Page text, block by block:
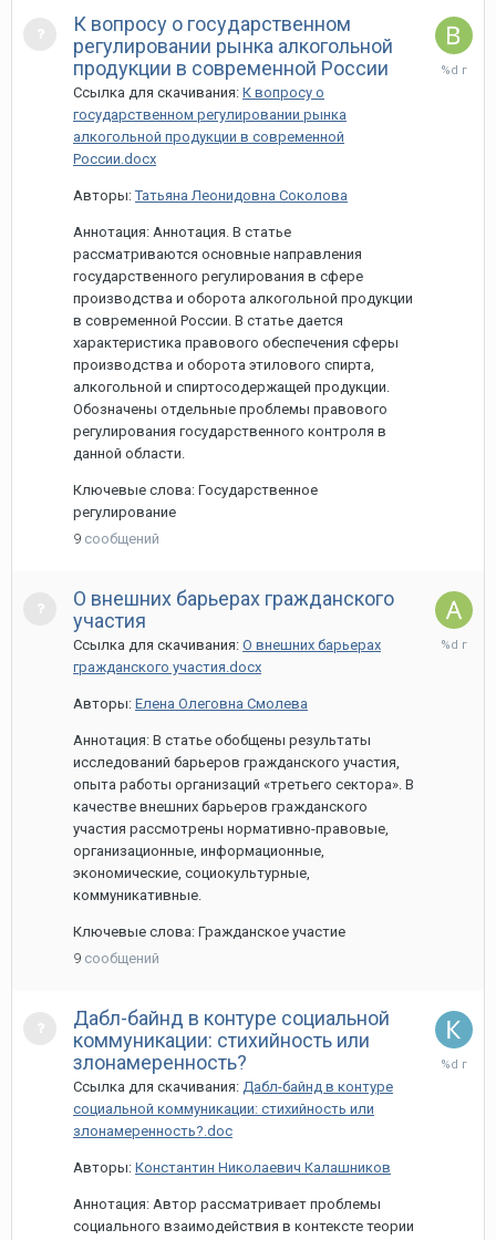
К вопросу о государственном
регулировании рынка алкогольной
продукции в современной России
Ссылка для скачивания: К вопросу о
государственном регулировании рынка
алкогольной продукции в современной
России.docx
Авторы:Татьяна Леонидовна Соколова
Аннотация: Аннотация. В статье
рассматриваются основные направления
государственного регулирования в сфере
производства и оборота алкогольной продукции
в современной России. В статье дается
характеристика правового обеспечения сферы
производства и оборота этилового спирта,
алкогольной и спиртосодержащей продукции.
Обозначены отдельные проблемы правового
регулирования государственного контроля в
данной области.
Ключевые слова: Государственное
регулирование
9 сообщений
27
О внешних барьерах гражданского
участия
Ссылка для скачивания: О внешних барьерах
гражданского участия.docx
Авторы: Елена Олеговна Смолева
Аннотация: В статье обобщены результаты
исследований барьеров гражданского участия,
опыта работы организаций «третьего сектора». В
качестве внешних барьеров гражданского
участия рассмотрены нормативно-правовые,
организационные, информационные,
экономические, социокультурные,
коммуникативные.
Ключевые слова: Гражданское участие
9 сообщений
25
Дабл-байнд в контуре социальной
коммуникации: стихийность или
злонамеренность?
Ссылка для скачивания: Дабл-байнд в контуре
социальной коммуникации: стихийность или
злонамеренность?.doc
Авторы: Константин Николаевич Калашников
Аннотация: Автор рассматривает проблемы
социального взаимодействия в контексте теории
26